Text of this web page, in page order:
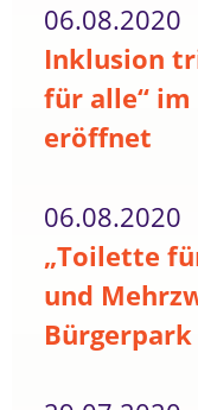
06.08.2020
Inklusion
für alle“
eröffnet
06.08.2020
„Toilette
und